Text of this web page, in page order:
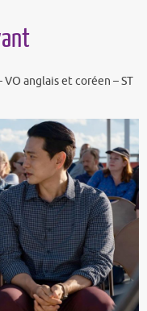
VO anglais et coréen – ST